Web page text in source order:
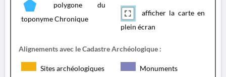
polygone du
toponyme Chronique
afficher la carte en
plein écran
Alignements avec le Cadastre Archéologique :
Sites archéologiques Monuments